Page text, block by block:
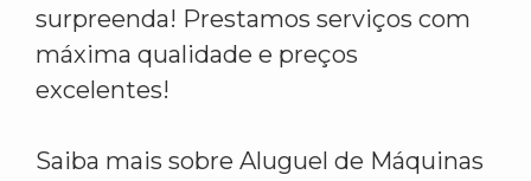
surpreenda! Prestamos serviços com
máxima qualidade e preços
excelentes!
Saiba mais sobre Aluguel de Máquinas